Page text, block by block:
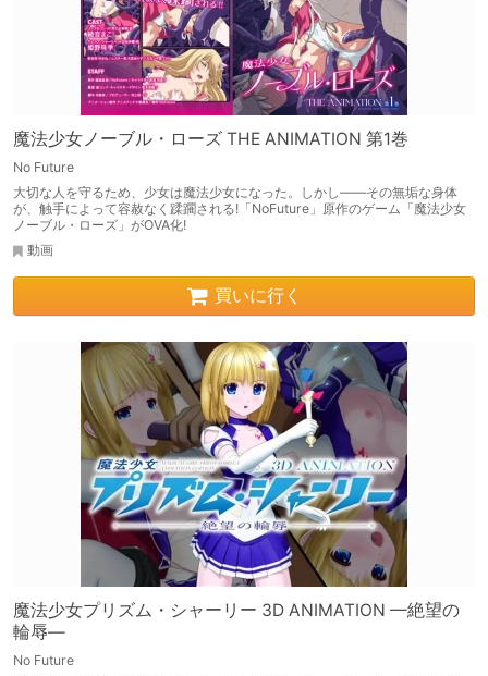
魔法少女ノーブル・ローズ THE ANIMATION 第1巻
No Future
大切な人を守るため、少女は魔法少女になった。しかし――その無垢な身体
が、触手によって容赦なく蹂躙される!「NoFuture」原作のゲーム「魔法少女
ノーブル・ローズ」がOVA化!
動画
買いに行く
魔法少女プリズム・シャーリー 3D ANIMATION —絶望の
輪辱—
No Future